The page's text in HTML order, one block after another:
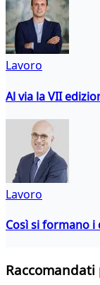
Lavoro
Al via la VII
Lavoro
Così si formano